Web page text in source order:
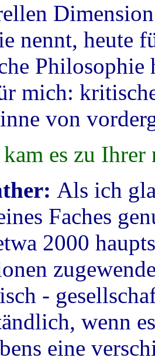
nennt, heute
Philosophie
mich:
von
es zu Ihrer
Als ich
Faches
2000
-
wenn
eine